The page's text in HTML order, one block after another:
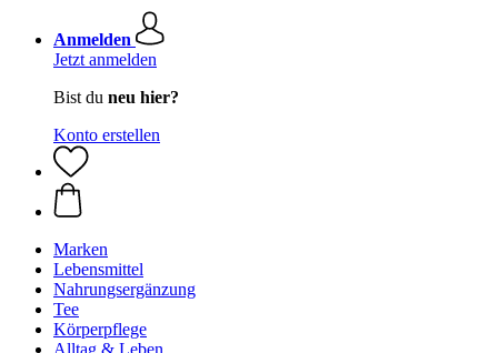
Anmelden
Jetzt anmelden
Bist du neu hier?
Konto erstellen
Marken
Lebensmittel
Nahrungsergänzung
Tee
Körperpflege
Alltag & Leben